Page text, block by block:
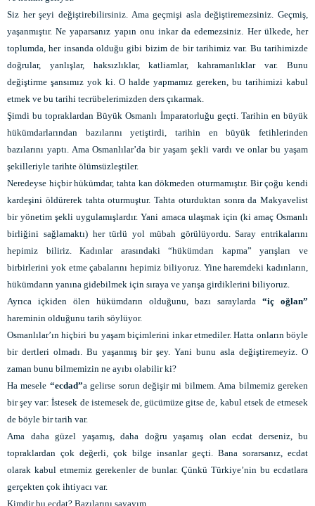
Siz her şeyi değiştirebilirsiniz. Ama geçmişi asla değiştiremezsiniz. Geçmiş,
yaşanmıştır. Ne yaparsanız yapın onu inkar da edemezsiniz. Her ülkede, her
toplumda, her insanda olduğu gibi bizim de bir tarihimiz var. Bu tarihimizde
doğrular, yanlışlar, haksızlıklar, katliamlar, kahramanlıklar var. Bunu
değiştirme şansımız yok ki. O halde yapmamız gereken, bu tarihimizi kabul
etmek ve bu tarihi tecrübelerimizden ders çıkarmak.
Şimdi bu topraklardan Büyük Osmanlı İmparatorluğu geçti. Tarihin en büyük
hükümdarlarından bazılarını yetiştirdi, tarihin en büyük fetihlerinden
bazılarını yaptı. Ama Osmanlılar’da bir yaşam şekli vardı ve onlar bu yaşam
şekilleriyle tarihte ölümsüzleştiler.
Neredeyse hiçbir hükümdar, tahta kan dökmeden oturmamıştır. Bir çoğu kendi
kardeşini öldürerek tahta oturmuştur. Tahta oturduktan sonra da Makyavelist
bir yönetim şekli uygulamışlardır. Yani amaca ulaşmak için (ki amaç Osmanlı
birliğini sağlamaktı) her türlü yol mübah görülüyordu. Saray entrikalarını
hepimiz biliriz. Kadınlar arasındaki “hükümdarı kapma” yarışları ve
birbirlerini yok etme çabalarını hepimiz biliyoruz. Yine haremdeki kadınların,
hükümdarın yanına gidebilmek için sıraya ve yarışa girdiklerini biliyoruz.
Ayrıca içkiden ölen hükümdarın olduğunu, bazı saraylarda “iç oğlan”
hareminin olduğunu tarih söylüyor.
Osmanlılar’ın hiçbiri bu yaşam biçimlerini inkar etmediler. Hatta onların böyle
bir dertleri olmadı. Bu yaşanmış bir şey. Yani bunu asla değiştiremeyiz. O
zaman bunu bilmemizin ne ayıbı olabilir ki?
Ha mesele “ecdad”a gelirse sorun değişir mi bilmem. Ama bilmemiz gereken
bir şey var: İstesek de istemesek de, gücümüze gitse de, kabul etsek de etmesek
de böyle bir tarih var.
Ama daha güzel yaşamış, daha doğru yaşamış olan ecdat derseniz, bu
topraklardan çok değerli, çok bilge insanlar geçti. Bana sorarsanız, ecdat
olarak kabul etmemiz gerekenler de bunlar. Çünkü Türkiye’nin bu ecdatlara
gerçekten çok ihtiyacı var.
Kimdir bu ecdat? Bazılarını sayayım…